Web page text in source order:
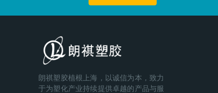
朗祺塑胶植根上海，以诚信为本，致力
于为塑化产业持续提供卓越的产品与服